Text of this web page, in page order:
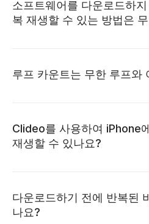
소프트웨어를 다운로드하
복 재생할 수 있는 방법은
루프 카운트는 무한 루프와
Clideo를 사용하여 iPhone
재생할 수 있나요?
다운로드하기 전에 반복된
나요?